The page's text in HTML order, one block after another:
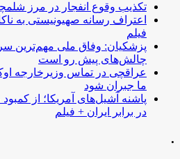
تکذیب وقوع انفجار در مرز
اعتراف رسانه صهیونیستی به
فیلم
پزشکیان: وفاق ملی مهم‌ترین
چالش‌های پیش رو است
عراقچی در تماس وزیرخارجه
ما جبران شود
پاشنه آشیل‌های آمریکا؛ از
در برابر ایران + فیلم
.